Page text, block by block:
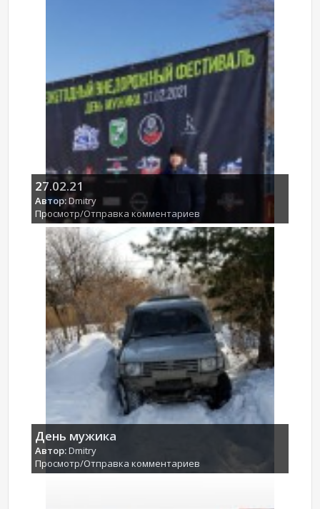
27.02.21
Автор:Dmitry
Просмотр/Отправка комментариев
День мужика
Автор:Dmitry
Просмотр/Отправка комментариев